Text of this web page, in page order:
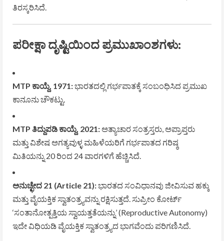
ತಿರಸ್ಕರಿಸಿದೆ.
ಪರೀಕ್ಷಾ ದೃಷ್ಟಿಯಿಂದ ಪ್ರಮುಖಾಂಶಗಳು:
MTP ಕಾಯ್ದೆ, 1971:ಭಾರತದಲ್ಲಿ ಗರ್ಭಪಾತಕ್ಕೆ ಸಂಬಂಧಿಸಿದ ಪ್ರಮುಖ
ಕಾನೂನು ಚೌಕಟ್ಟು.
MTP ತಿದ್ದುಪಡಿ ಕಾಯ್ದೆ, 2021: ಅತ್ಯಾಚಾರ ಸಂತ್ರಸ್ತರು, ಅಪ್ರಾಪ್ತರು
ಮತ್ತು ವಿಶೇಷ ಅಗತ್ಯವುಳ್ಳ ಮಹಿಳೆಯರಿಗೆ ಗರ್ಭಪಾತದ ಗರಿಷ್ಠ
ಮಿತಿಯನ್ನು 20 ರಿಂದ 24 ವಾರಗಳಿಗೆ ಹೆಚ್ಚಿಸಿದೆ.
ಅನುಚ್ಛೇದ 21 (Article 21):ಭಾರತದ ಸಂವಿಧಾನವು ಜೀವಿಸುವ ಹಕ್ಕು
ಮತ್ತು ವೈಯಕ್ತಿಕ ಸ್ವಾತಂತ್ರ್ಯವನ್ನು ರಕ್ಷಿಸುತ್ತದೆ. ಸುಪ್ರೀಂ ಕೋರ್ಟ್
‘ಸಂತಾನೋತ್ಪತ್ತಿಯ ಸ್ವಾಯತ್ತತೆಯನ್ನು’ (Reproductive Autonomy)
ಇದೇ ವಿಧಿಯಡಿ ವೈಯಕ್ತಿಕ ಸ್ವಾತಂತ್ರ್ಯದ ಭಾಗವೆಂದು ಪರಿಗಣಿಸಿದೆ.